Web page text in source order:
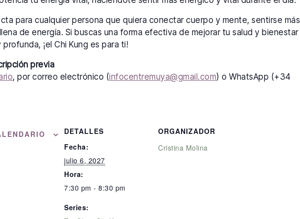
para cualquier persona que quiera conectar cuerpo y mente, sentirse más
de energía. Si buscas una forma efectiva de mejorar tu salud y bienestar
¡el Chi Kung es para ti!
previa
, por correo electrónico (infocentremuya@gmail.com) o WhatsApp (+34
DETALLES
Fecha:
julio 6, 2027
Hora:
7:30 pm - 8:30 pm
Series:
ORGANIZADOR
Cristina Molina